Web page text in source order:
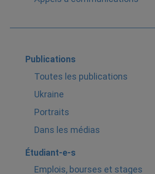
Publications
Toutes les publications
Ukraine
Portraits
Dans les médias
Étudiant-e-s
Emplois, bourses et stages